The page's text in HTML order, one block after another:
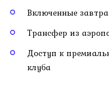
Включенные
Трансфер из
Доступ к
клуба